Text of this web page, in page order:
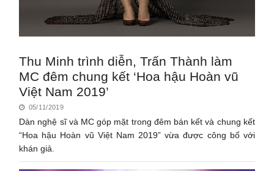
Thu Minh trình diễn, Trấn Thành làm
MC đêm chung kết ‘Hoa hậu Hoàn vũ
Việt Nam 2019’
05/11/2019
Dàn nghệ sĩ và MC góp mặt trong đêm bán kết và chung kết
“Hoa hậu Hoàn vũ Việt Nam 2019” vừa được công bố với
khán giả.